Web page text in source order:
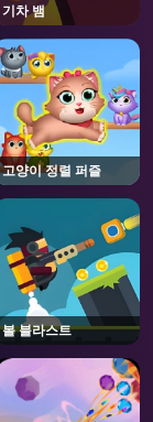
기차 뱀
고양이 정렬 퍼즐
볼 블라스트